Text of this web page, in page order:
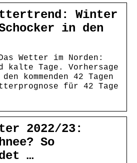
Winter
in den
Wetter im Norden:
kalte Tage. Vorhersage
kommenden 42 Tagen
für 42 Tage
2022/23:
So
…